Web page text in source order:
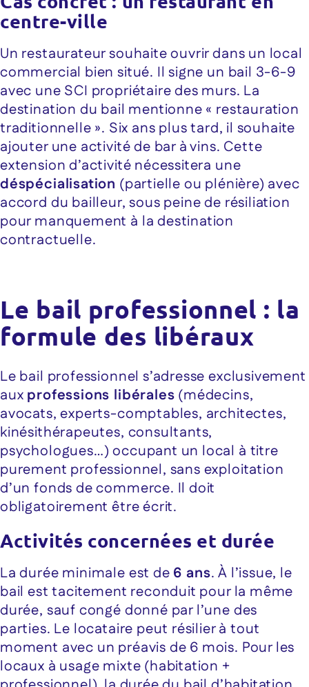
centre-ville
Un restaurateur souhaite ouvrir dans un local
commercial bien situé. Il signe un bail 3-6-9
avec une SCI propriétaire des murs. La
destination du bail mentionne « restauration
traditionnelle ». Six ans plus tard, il souhaite
ajouter une activité de bar à vins. Cette
extension d’activité nécessitera une
déspécialisation (partielle ou plénière) avec
accord du bailleur, sous peine de résiliation
pour manquement à la destination
contractuelle.
Le bail professionnel : la
formule des libéraux
Le bail professionnel s’adresse exclusivement
aux professions libérales (médecins,
avocats, experts-comptables, architectes,
kinésithérapeutes, consultants,
psychologues…) occupant un local à titre
purement professionnel, sans exploitation
d’un fonds de commerce. Il doit
obligatoirement être écrit.
Activités concernées et durée
La durée minimale est de 6 ans. À l’issue, le
bail est tacitement reconduit pour la même
durée, sauf congé donné par l’une des
parties. Le locataire peut résilier à tout
moment avec un préavis de 6 mois. Pour les
locaux à usage mixte (habitation +